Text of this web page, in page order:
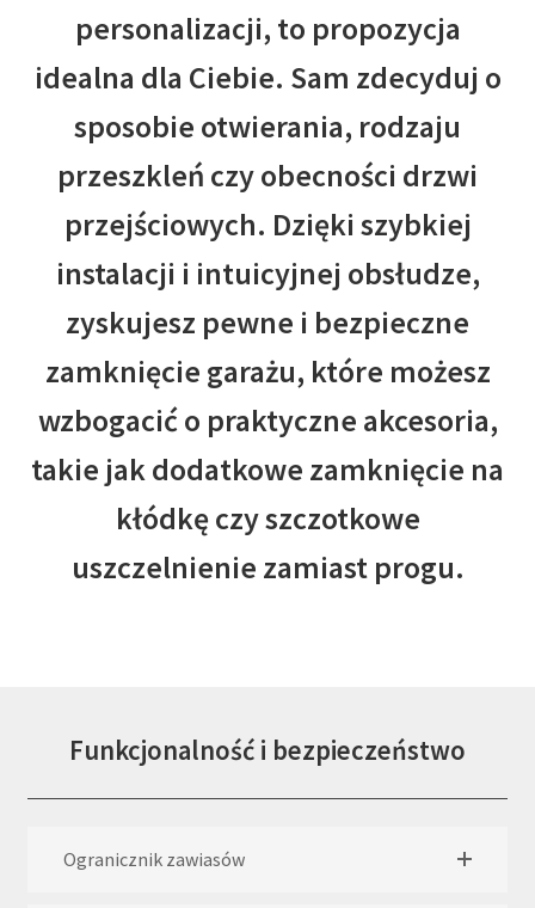
personalizacji, to propozycja
idealna dla Ciebie. Sam zdecyduj o
sposobie otwierania, rodzaju
przeszkleń czy obecności drzwi
przejściowych. Dzięki szybkiej
instalacji i intuicyjnej obsłudze,
zyskujesz pewne i bezpieczne
zamknięcie garażu, które możesz
wzbogacić o praktyczne akcesoria,
takie jak dodatkowe zamknięcie na
kłódkę czy szczotkowe
uszczelnienie zamiast progu.
Funkcjonalność i bezpieczeństwo
Ogranicznik zawiasów